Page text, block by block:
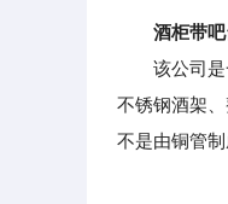
酒柜带
该公司是一
不锈钢酒架
不是由铜管